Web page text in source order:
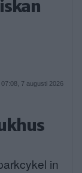
07:08, 7 augusti 2026
in